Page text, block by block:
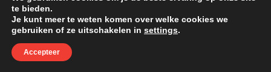
te bieden.
Je kunt meer te weten komen over welke cookies we
gebruiken of ze uitschakelen in settings.
Accepteer